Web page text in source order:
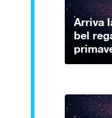
Arriva
bel